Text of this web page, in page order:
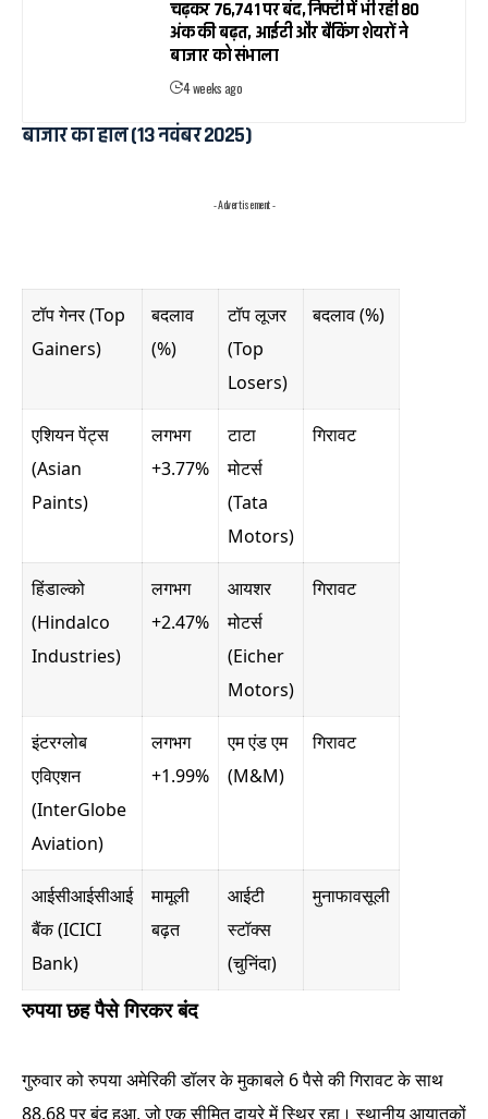
चढ़कर 76,741 पर बंद, निफ्टी में भी रही 80
अंक की बढ़त, आईटी और बैंकिंग शेयरों ने
बाजार को संभाला
4 weeks ago
बाजार का हाल (13 नवंबर 2025)
- Advertisement -
टॉप गेनर (Top
Gainers)
बदलाव
(%)
टॉप लूजर
(Top
Losers)
बदलाव (%)
एशियन पेंट्स
(Asian
Paints)
लगभग
+3.77%
टाटा
मोटर्स
(Tata
Motors)
गिरावट
हिंडाल्को
(Hindalco
Industries)
लगभग
+2.47%
आयशर
मोटर्स
(Eicher
Motors)
गिरावट
इंटरग्लोब
एविएशन
(InterGlobe
Aviation)
लगभग
+1.99%
एम एंड एम
(M&M)
गिरावट
आईसीआईसीआई
बैंक (ICICI
Bank)
मामूली
बढ़त
आईटी
स्टॉक्स
(चुनिंदा)
मुनाफावसूली
रुपया छह पैसे गिरकर बंद
गुरुवार को रुपया अमेरिकी डॉलर के मुकाबले 6 पैसे की गिरावट के साथ
88.68 पर बंद हुआ, जो एक सीमित दायरे में स्थिर रहा। स्थानीय आयातकों